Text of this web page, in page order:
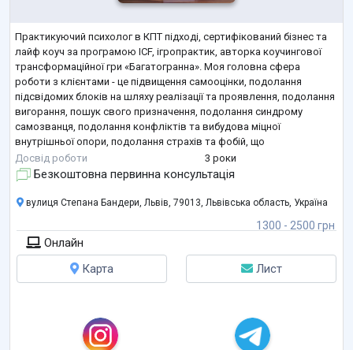
Практикуючий психолог в КПТ підході, сертифікований бізнес та
лайф коуч за програмою ICF, ігропрактик, авторка коучингової
трансформаційної гри «Багатогранна». Моя головна сфера
роботи з клієнтами - це підвищення самооцінки, подолання
підсвідомих блоків на шляху реалізації та проявлення, подолання
вигорання, пошук свого призначення, подолання синдрому
самозванця, подолання конфліктів та вибудова міцної
внутрішньої опори, подолання страхів та фобій, що
перешкоджають жити повноцінним життям. Як коуч, допомагаю
визначити свій професійний шлях, сфо...
Досвід роботи 3 роки
Безкоштовна первинна консультація
1300 - 2500 грн
вулиця Степана Бандери, Львів, 79013, Львівська область, Україна
Онлайн
Карта
Лист